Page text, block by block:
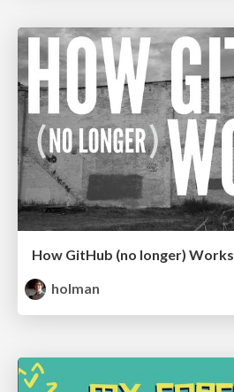
How GitHub (no longer) Works
holman